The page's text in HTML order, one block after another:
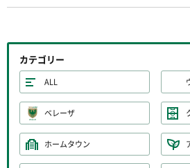
カテゴリー
ALL
ベレーザ
ホームタウン